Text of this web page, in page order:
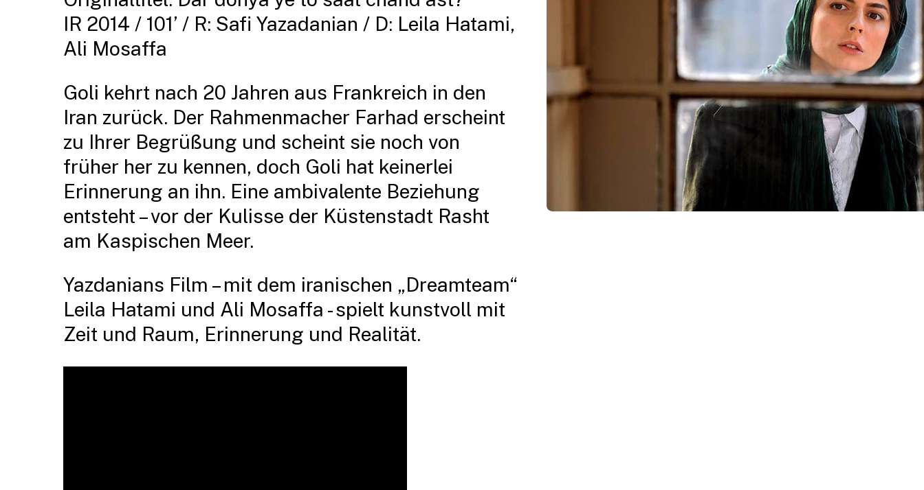
IR 2014 / 101’ / R: Safi Yazadanian / D: Leila Hatami,
Ali Mosaffa
Goli kehrt nach 20 Jahren aus Frankreich in den
Iran zurück. Der Rahmenmacher Farhad erscheint
zu Ihrer Begrüßung und scheint sie noch von
früher her zu kennen, doch Goli hat keinerlei
Erinnerung an ihn. Eine ambivalente Beziehung
entsteht – vor der Kulisse der Küstenstadt Rasht
am Kaspischen Meer.
Yazdanians Film – mit dem iranischen „Dreamteam“
Leila Hatami und Ali Mosaffa - spielt kunstvoll mit
Zeit und Raum, Erinnerung und Realität.